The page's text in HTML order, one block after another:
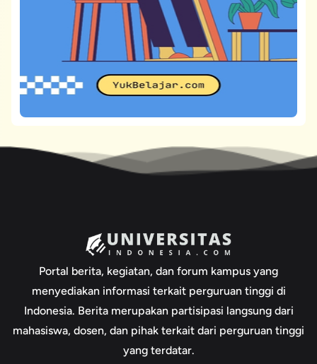
Portal berita, kegiatan, dan forum kampus yang
menyediakan informasi terkait perguruan tinggi di
Indonesia. Berita merupakan partisipasi langsung dari
mahasiswa, dosen, dan pihak terkait dari perguruan tinggi
yang terdatar.